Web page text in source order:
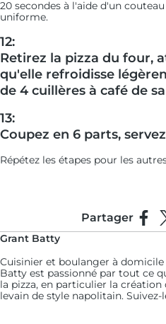
20 secondes à l'aide d'un
uniforme.
12:
Retirez la pizza du four,
qu'elle refroidisse
de 4 cuillères à café de
13:
Coupez en 6 parts,
Répétez les étapes pour les
Partager
Grant Batty
Cuisinier et boulanger à domicile
Batty est passionné par tout ce
la pizza, en particulier la création
levain de style napolitain. Suivez-